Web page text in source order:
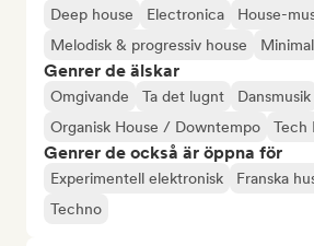
Deep house Electronica
House-
Melodisk & progressiv house
Minimal
Genrer de älskar
Omgivande Ta det lugnt
Dansmusik
Organisk House / Downtempo
Tech
Genrer de också är öppna för
Experimentell elektronisk Franska
Techno